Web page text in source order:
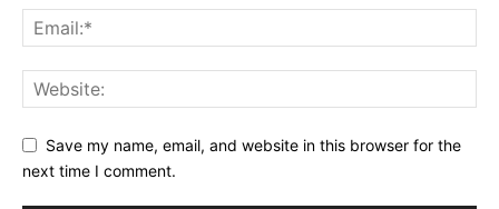
Save my name, email, and website in this browser for the
next time I comment.